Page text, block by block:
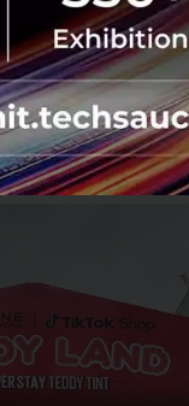
แสและสร้างประ
ไม่ว่าจะเป็น Live
จากลูกค้าเสมอมา
ดทั้งออนไลน์และ